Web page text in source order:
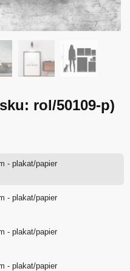
rol/50109-p)
- plakat/papier
- plakat/papier
- plakat/papier
- plakat/papier